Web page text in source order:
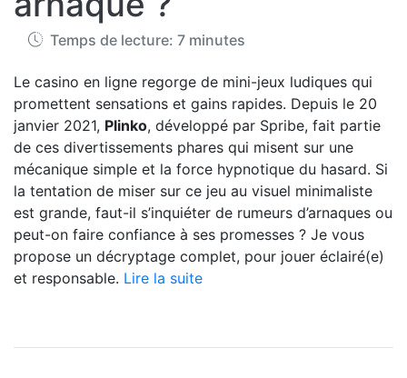
Temps de lecture: 7 minutes
Le casino en ligne regorge de mini-jeux ludiques qui
promettent sensations et gains rapides. Depuis le 20
janvier 2021, Plinko, développé par Spribe, fait partie
de ces divertissements phares qui misent sur une
mécanique simple et la force hypnotique du hasard. Si
la tentation de miser sur ce jeu au visuel minimaliste
est grande, faut-il s’inquiéter de rumeurs d’arnaques ou
peut-on faire confiance à ses promesses ? Je vous
propose un décryptage complet, pour jouer éclairé(e)
et responsable. Lire la suite